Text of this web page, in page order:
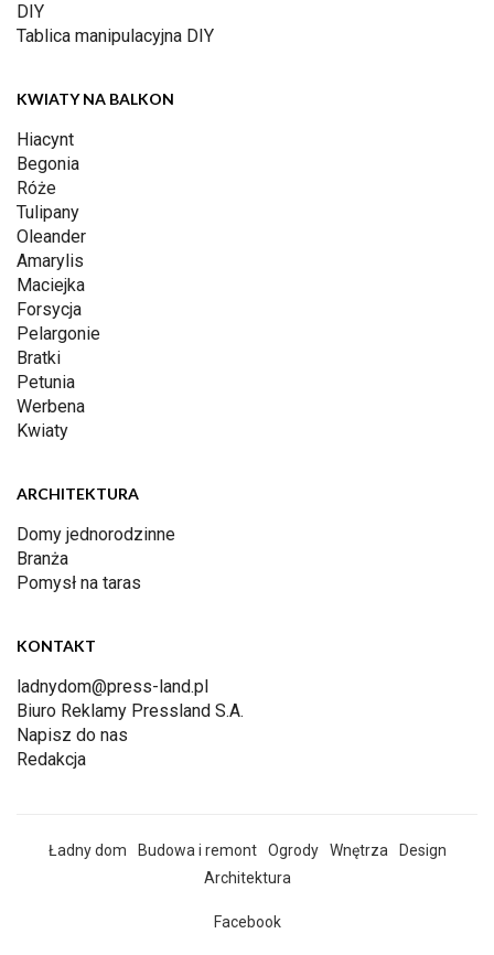
DIY
Tablica manipulacyjna DIY
KWIATY NA BALKON
Hiacynt
Begonia
Róże
Tulipany
Oleander
Amarylis
Maciejka
Forsycja
Pelargonie
Bratki
Petunia
Werbena
Kwiaty
ARCHITEKTURA
Domy jednorodzinne
Branża
Pomysł na taras
KONTAKT
ladnydom@press-land.pl
Biuro Reklamy Pressland S.A.
Napisz do nas
Redakcja
Ładny dom Budowa i remont Ogrody Wnętrza
Design
Architektura
Facebook